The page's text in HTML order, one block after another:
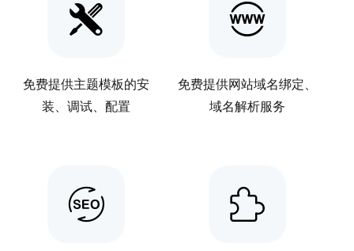
免费提供主题模板的安
装、调试、配置
免费提供网站域名绑定、
域名解析服务